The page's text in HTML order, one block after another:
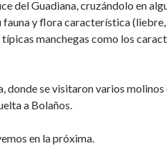
del Guadiana, cruzándolo en
y flora característica
manchegas como los
donde se visitaron varios
a Bolaños.
en la próxima.